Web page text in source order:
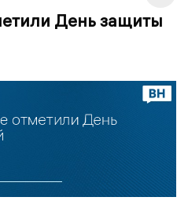
День защиты